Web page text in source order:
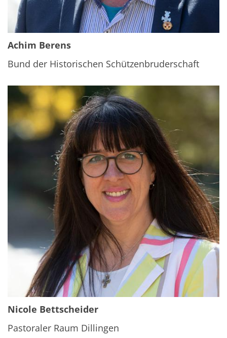
Achim Berens
Bund der Historischen Schützenbruderschaft
Nicole Bettscheider
Pastoraler Raum Dillingen